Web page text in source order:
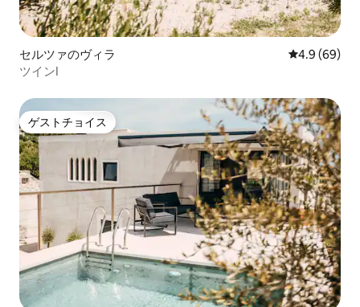
セルツァのヴィラ レビュー69
4.9 (69)
ツインI
ゲストチョイス
ゲストチョイス